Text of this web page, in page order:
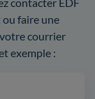
faire une
courrier
exemple :